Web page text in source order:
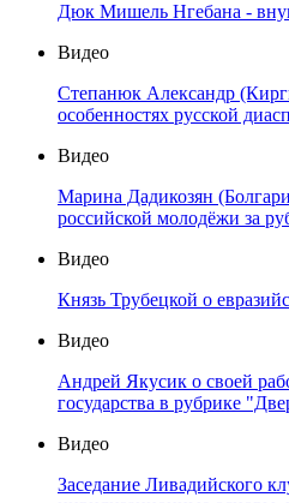
Дюк Мишель Нгебана - внук
Видео
Степанюк Александр
особенностях русской
Видео
Марина Дадикозян
российской молодёжи за
Видео
Князь Трубецкой о
Видео
Андрей Якусик о своей
государства в рубрике
Видео
Заседание Ливадийского